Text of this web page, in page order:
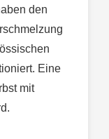
den
Eine
mit